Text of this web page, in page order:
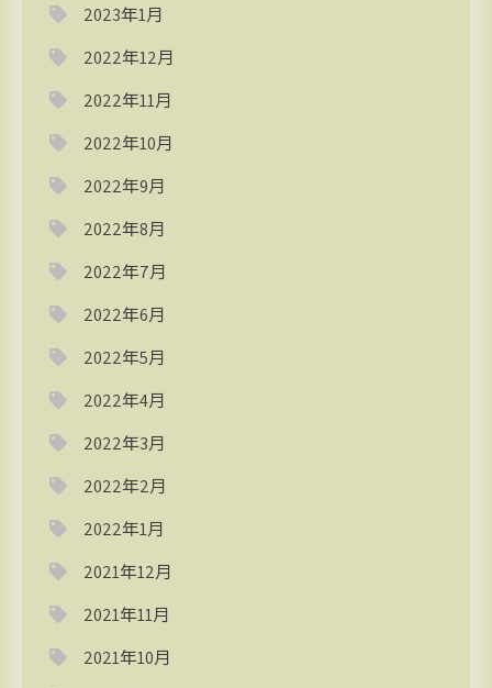
2023年1月
2022年12月
2022年11月
2022年10月
2022年9月
2022年8月
2022年7月
2022年6月
2022年5月
2022年4月
2022年3月
2022年2月
2022年1月
2021年12月
2021年11月
2021年10月